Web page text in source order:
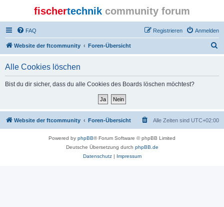
fischertechnik community forum
FAQ Anmelden
Registrieren
Website der ftcommunity Foren-Übersicht
Alle Cookies löschen
Bist du dir sicher, dass du alle Cookies des Boards löschen möchtest?
Website der ftcommunity Foren-Übersicht Alle Zeiten sind UTC+02:00
Powered by phpBB® Forum Software © phpBB Limited
Deutsche Übersetzung durch phpBB.de
Datenschutz| Impressum